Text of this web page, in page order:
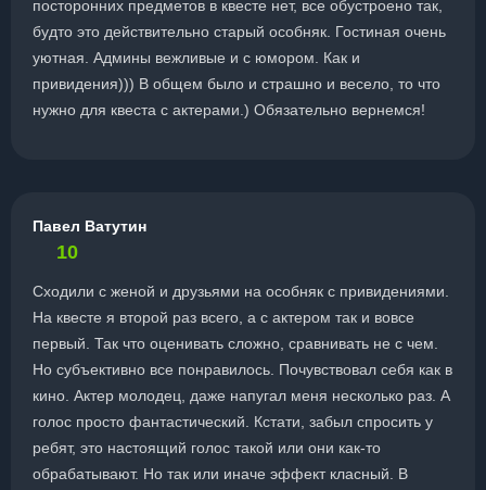
посторонних предметов в квесте нет, все обустроено так,
будто это действительно старый особняк. Гостиная очень
уютная. Админы вежливые и с юмором. Как и
привидения))) В общем было и страшно и весело, то что
нужно для квеста с актерами.) Обязательно вернемся!
Павел Ватутин
10
Сходили с женой и друзьями на особняк с привидениями.
На квесте я второй раз всего, а с актером так и вовсе
первый. Так что оценивать сложно, сравнивать не с чем.
Но субъективно все понравилось. Почувствовал себя как в
кино. Актер молодец, даже напугал меня несколько раз. А
голос просто фантастический. Кстати, забыл спросить у
ребят, это настоящий голос такой или они как-то
обрабатывают. Но так или иначе эффект класный. В